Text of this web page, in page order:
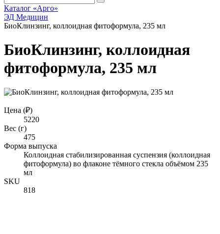
Каталог «Арго»
ЭД Медицин
БиоКлинзинг, коллоидная фитоформула, 235 мл
БиоКлинзинг, коллоидная
фитоформула, 235 мл
Цена (₽)
5220
Вес (г)
475
Форма выпуска
Коллоидная стабилизированная суспензия (коллоидная
фитоформула) во флаконе тёмного стекла объёмом 235
мл
SKU
818